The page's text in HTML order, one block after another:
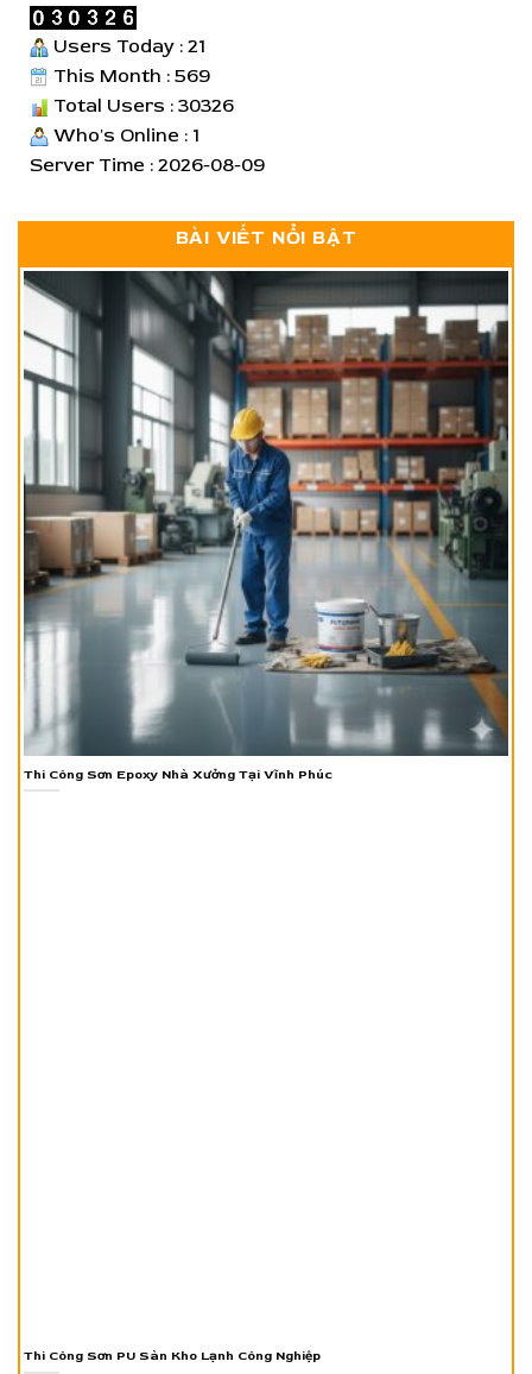
Users Today : 21
This Month : 569
Total Users : 30326
Who's Online : 1
Server Time : 2026-08-09
BÀI VIẾT NỔI BẬT
Thi Công Sơn Epoxy Nhà Xưởng Tại Vĩnh Phúc
Thi Công Sơn PU Sàn Kho Lạnh Công Nghiệp